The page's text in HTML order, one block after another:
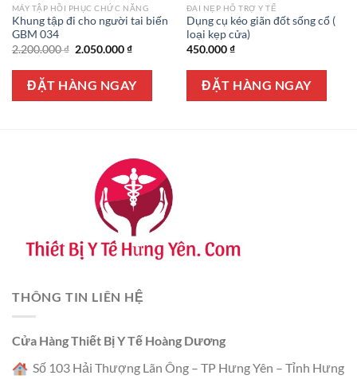
MÁY TẬP HỒI PHỤC CHỨC NĂNG
Khung tập đi cho người tai biến
GBM 034
2.200.000₫ Giá
là:
2.200.000 ₫.
2.050.000₫Giá
tại
là:
2.050.000 ₫.
ĐẶT HÀNG NGAY
ĐAI NẸP HỖ TRỢ Y TẾ
Dụng cụ kéo giãn đốt sống cổ (
loại kẹp cửa)
450.000₫
ĐẶT HÀNG NGAY
THÔNG TIN LIÊN HỆ
Cửa Hàng Thiết Bị Y Tế Hoàng Dương
Số 103 Hải Thượng Lãn Ông – TP Hưng Yên – Tỉnh Hưng